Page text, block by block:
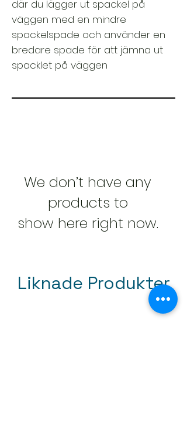
där du lägger ut spackel på
väggen med en mindre
spackelspade och använder en
bredare spade för att jämna ut
spacklet på väggen
We don’t have any
products to
show here right now.
Liknade Produkter